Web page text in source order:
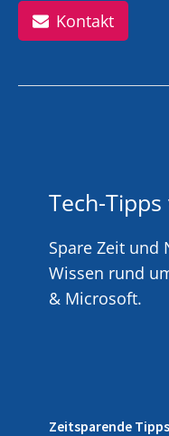
Kontakt
Tech-
Spare Zeit und
Wissen rund
& Microsoft.
Zeitsparende